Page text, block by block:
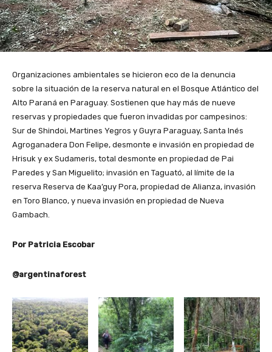
Organizaciones ambientales se hicieron eco de la denuncia
sobre la situación de la reserva natural en el Bosque Atlántico del
Alto Paraná en Paraguay. Sostienen que hay más de nueve
reservas y propiedades que fueron invadidas por campesinos:
Sur de Shindoi, Martines Yegros y Guyra Paraguay, Santa Inés
Agroganadera Don Felipe, desmonte e invasión en propiedad de
Hrisuk y ex Sudameris, total desmonte en propiedad de Pai
Paredes y San Miguelito; invasión en Taguató, al límite de la
reserva Reserva de Kaa’guy Pora, propiedad de Alianza, invasión
en Toro Blanco, y nueva invasión en propiedad de Nueva
Gambach.
Por Patricia Escobar
@argentinaforest